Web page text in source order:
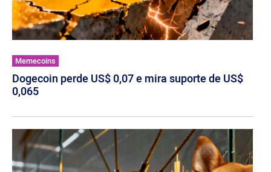
Memecoins
Dogecoin perde US$ 0,07 e mira suporte de US$
0,065